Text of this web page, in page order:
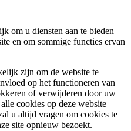
om u diensten aan te bieden
en om sommige functies ervan
zijn om de website te
op het functioneren van
of verwijderen door uw
cookies op deze website
u altijd vragen om cookies te
site opnieuw bezoekt.